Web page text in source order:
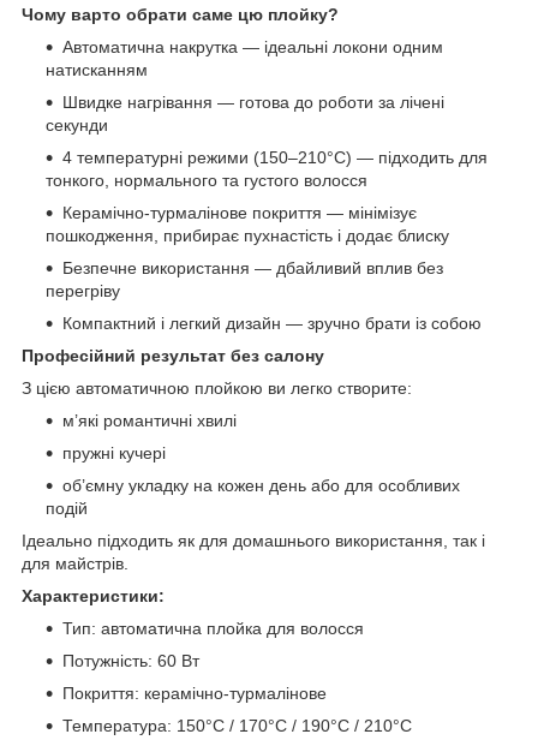
Чому варто обрати саме цю плойку?
Автоматична накрутка — ідеальні локони одним
натисканням
Швидке нагрівання — готова до роботи за лічені
секунди
4 температурні режими (150–210°C) — підходить для
тонкого, нормального та густого волосся
Керамічно-турмалінове покриття — мінімізує
пошкодження, прибирає пухнастість і додає блиску
Безпечне використання — дбайливий вплив без
перегріву
Компактний і легкий дизайн — зручно брати із собою
Професійний результат без салону
З цією автоматичною плойкою ви легко створите:
м’які романтичні хвилі
пружні кучері
об’ємну укладку на кожен день або для особливих
подій
Ідеально підходить як для домашнього використання, так і
для майстрів.
Характеристики:
Тип: автоматична плойка для волосся
Потужність: 60 Вт
Покриття: керамічно-турмалінове
Температура: 150°C / 170°C / 190°C / 210°C